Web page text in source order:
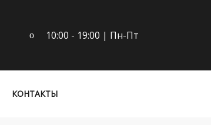
10:00 - 19:00 | Пн-Пт
КОНТАКТЫ